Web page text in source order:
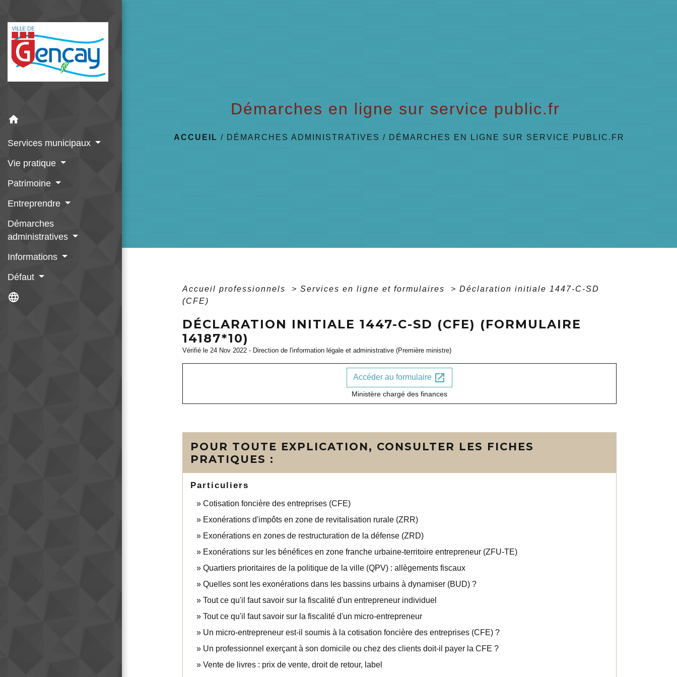
home
Services municipaux
Vie pratique
Patrimoine
Entreprendre
Démarches
administratives
Informations
Défaut
language
Démarches en ligne sur service public.fr
ACCUEIL / DÉMARCHES ADMINISTRATIVES / DÉMARCHES EN LIGNE SUR SERVICE PUBLIC.FR
Accueil professionnels > Services en ligne et formulaires > Déclaration initiale 1447-C-SD
(CFE)
DÉCLARATION INITIALE 1447-C-SD (CFE) (FORMULAIRE
14187*10)
Vérifié le 24 Nov 2022 - Direction de l'information légale et administrative (Première ministre)
Accéder au formulaire open_in_new
Ministère chargé des finances
POUR TOUTE EXPLICATION, CONSULTER LES FICHES
PRATIQUES :
Particuliers
Cotisation foncière des entreprises (CFE)
Exonérations d'impôts en zone de revitalisation rurale (ZRR)
Exonérations en zones de restructuration de la défense (ZRD)
Exonérations sur les bénéfices en zone franche urbaine-territoire entrepreneur (ZFU-TE)
Quartiers prioritaires de la politique de la ville (QPV) : allègements fiscaux
Quelles sont les exonérations dans les bassins urbains à dynamiser (BUD) ?
Tout ce qu'il faut savoir sur la fiscalité d'un entrepreneur individuel
Tout ce qu'il faut savoir sur la fiscalité d'un micro-entrepreneur
Un micro-entrepreneur est-il soumis à la cotisation foncière des entreprises (CFE) ?
Un professionnel exerçant à son domicile ou chez des clients doit-il payer la CFE ?
Vente de livres : prix de vente, droit de retour, label